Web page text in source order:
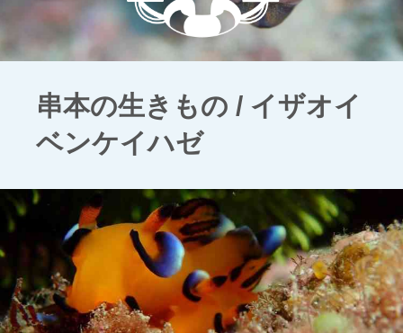
串本の生きもの / イザオイ
ベンケイハゼ